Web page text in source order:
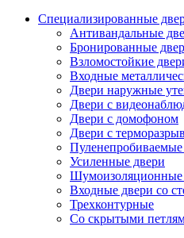
Специализированные
Антивандальные
Бронированные
Взломостойкие
Входные
Двери наружные
Двери с
Двери с домофоном
Двери с
Пуленепробиваемые
Усиленные двери
Шумоизоляционные
Входные двери со
Трехконтурные
Со скрытыми